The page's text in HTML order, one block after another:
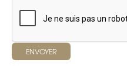
ENVOYER